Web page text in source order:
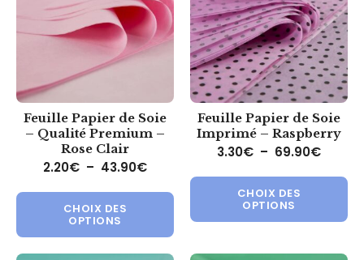
Feuille Papier de Soie
– Qualité Premium –
Rose Clair
2.20€ – 43.90€Plage de prix : 2.20€ à 43.90€
CHOIX DES
OPTIONS
Ce produit a plusieurs
Feuille Papier de Soie
Imprimé – Raspberry
3.30€ – 69.90€Plage
CHOIX DES
OPTIONS